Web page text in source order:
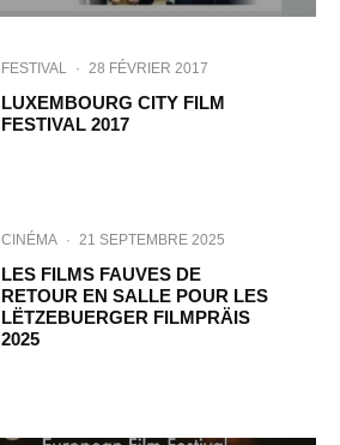
FESTIVAL · 28 FÉVRIER 2017
LUXEMBOURG CITY FILM
FESTIVAL 2017
CINÉMA · 21 SEPTEMBRE 2025
LES FILMS FAUVES DE
RETOUR EN SALLE POUR LES
LËTZEBUERGER FILMPRÄIS
2025